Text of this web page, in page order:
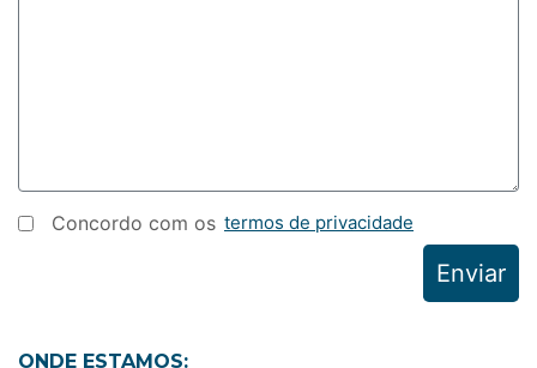
Concordo com os termos de privacidade
Enviar
ONDE ESTAMOS: